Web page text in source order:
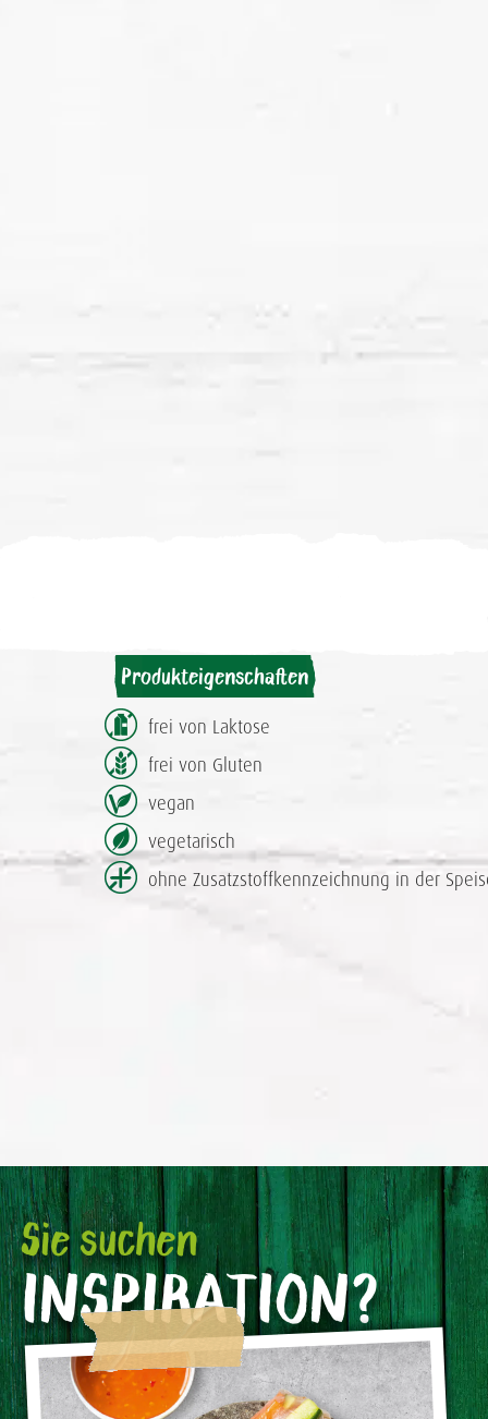
Produkteigenschaften
frei von Laktose
frei von Gluten
vegan
vegetarisch
ohne Zusatzstoff­kennzeichnung in der
Sie suchen
INSPIRATION?